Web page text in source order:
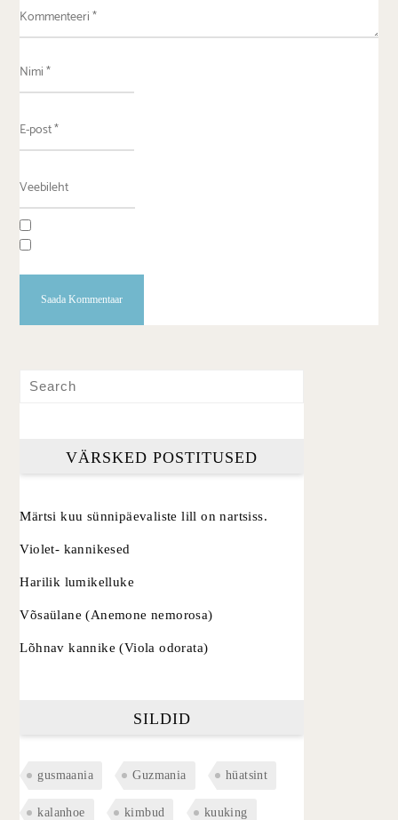
VÄRSKED POSTITUSED
Märtsi kuu sünnipäevaliste lill on nartsiss.
Violet- kannikesed
Harilik lumikelluke
Võsaülane (Anemone nemorosa)
Lõhnav kannike (Viola odorata)
SILDID
gusmaania Guzmania hüatsint
kalanhoe kimbud kuuking